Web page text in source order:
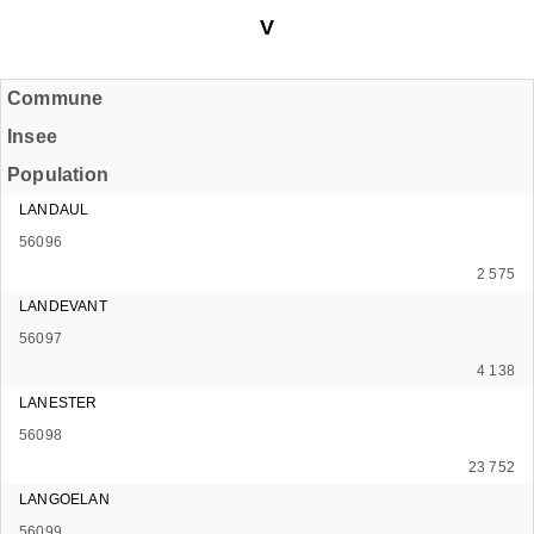
V
Commune
Insee
Population
LANDAUL
56096
2 575
LANDEVANT
56097
4 138
LANESTER
56098
23 752
LANGOELAN